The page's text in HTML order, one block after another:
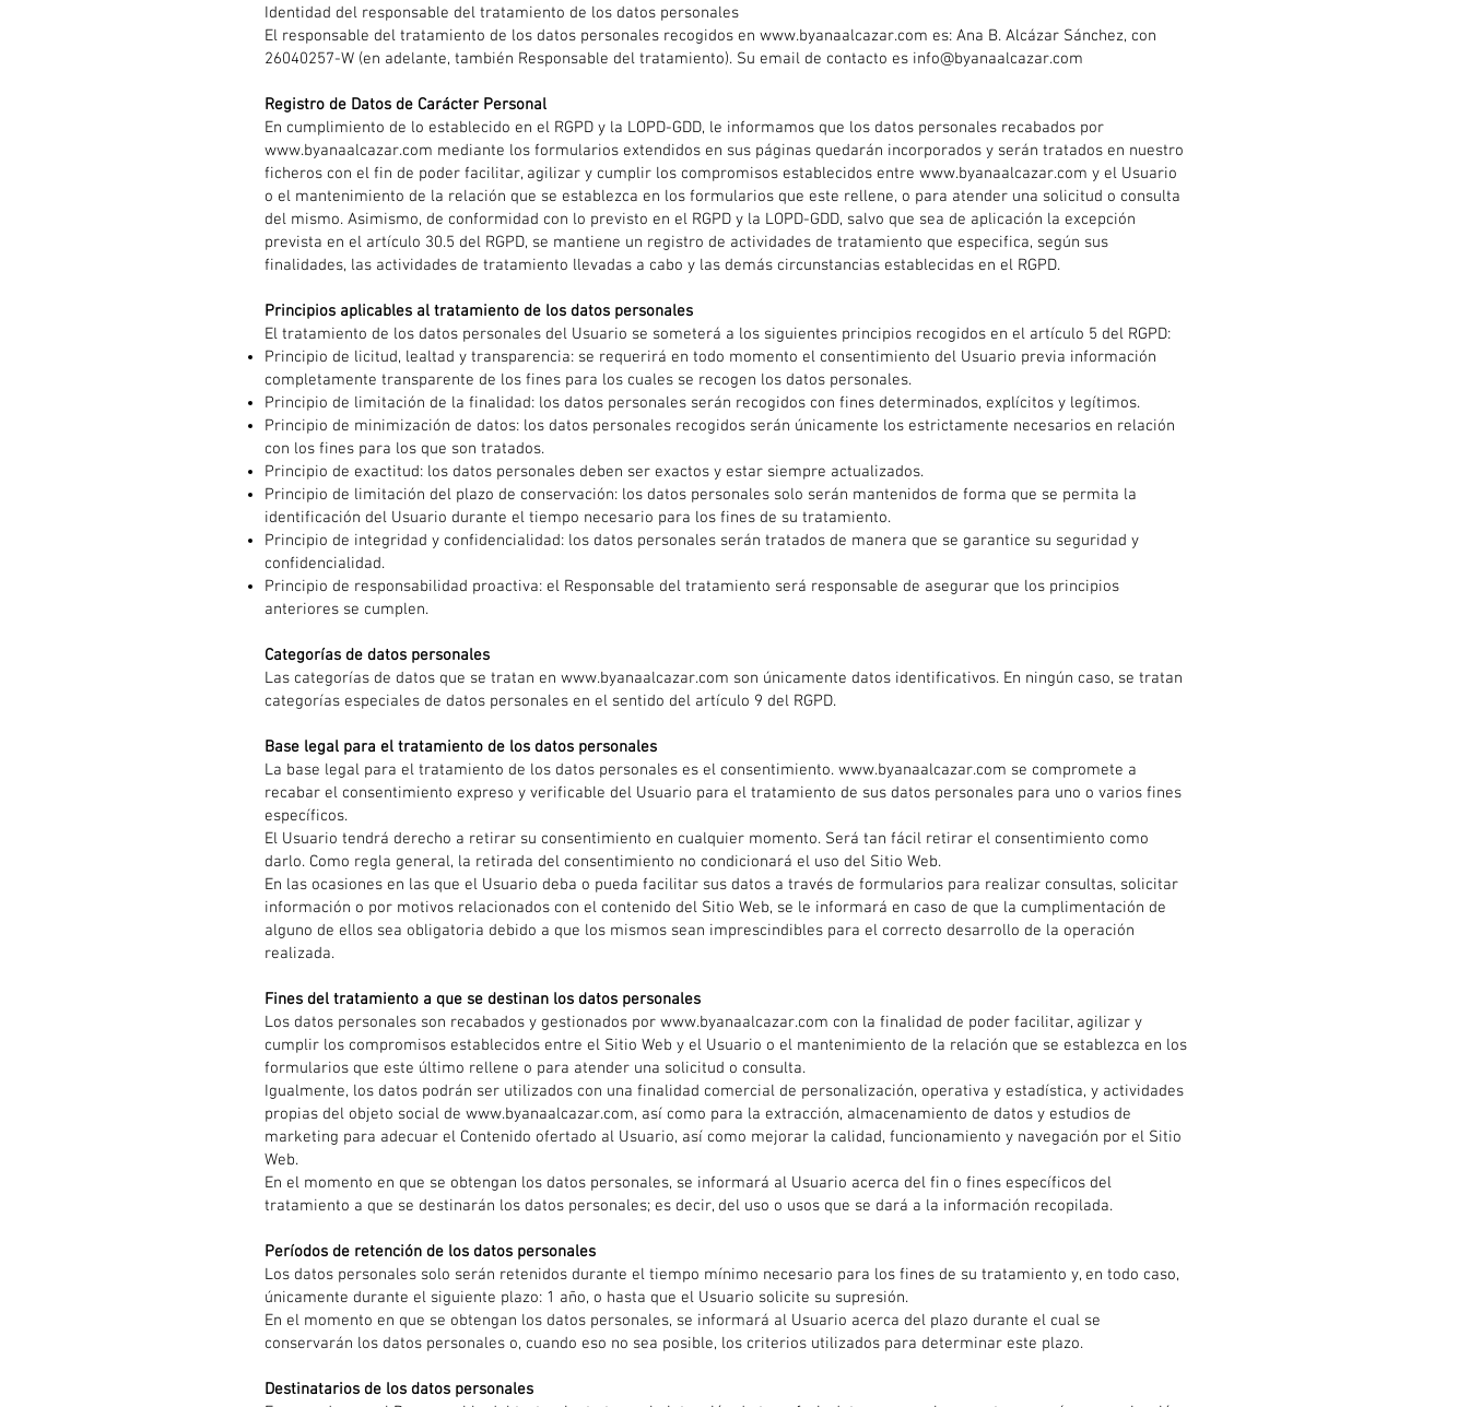
Identidad del responsable del tratamiento de los datos personales
El responsable del tratamiento de los datos personales recogidos en www.byanaalcazar.com es: Ana B. Alcázar Sánchez, con
26040257-W (en adelante, también Responsable del tratamiento). Su email de contacto es info@byanaalcazar.com
Registro de Datos de Carácter Personal
En cumplimiento de lo establecido en el RGPD y la LOPD-GDD, le informamos que los datos personales recabados por
www.byanaalcazar.com mediante los formularios extendidos en sus páginas quedarán incorporados y serán tratados en nuestro
ficheros con el fin de poder facilitar, agilizar y cumplir los compromisos establecidos entre www.byanaalcazar.com y el Usuario
o el mantenimiento de la relación que se establezca en los formularios que este rellene, o para atender una solicitud o consulta
del mismo. Asimismo, de conformidad con lo previsto en el RGPD y la LOPD-GDD, salvo que sea de aplicación la excepción
prevista en el artículo 30.5 del RGPD, se mantiene un registro de actividades de tratamiento que especifica, según sus
finalidades, las actividades de tratamiento llevadas a cabo y las demás circunstancias establecidas en el RGPD.
Principios aplicables al tratamiento de los datos personales
El tratamiento de los datos personales del Usuario se someterá a los siguientes principios recogidos en el artículo 5 del RGPD:
Principio de licitud, lealtad y transparencia: se requerirá en todo momento el consentimiento del Usuario previa información
completamente transparente de los fines para los cuales se recogen los datos personales.
Principio de limitación de la finalidad: los datos personales serán recogidos con fines determinados, explícitos y legítimos.
Principio de minimización de datos: los datos personales recogidos serán únicamente los estrictamente necesarios en relación
con los fines para los que son tratados.
Principio de exactitud: los datos personales deben ser exactos y estar siempre actualizados.
Principio de limitación del plazo de conservación: los datos personales solo serán mantenidos de forma que se permita la
identificación del Usuario durante el tiempo necesario para los fines de su tratamiento.
Principio de integridad y confidencialidad: los datos personales serán tratados de manera que se garantice su seguridad y
confidencialidad.
Principio de responsabilidad proactiva: el Responsable del tratamiento será responsable de asegurar que los principios
anteriores se cumplen.
Categorías de datos personales
Las categorías de datos que se tratan en www.byanaalcazar.com son únicamente datos identificativos. En ningún caso, se tratan
categorías especiales de datos personales en el sentido del artículo 9 del RGPD.
Base legal para el tratamiento de los datos personales
La base legal para el tratamiento de los datos personales es el consentimiento. www.byanaalcazar.com se compromete a
recabar el consentimiento expreso y verificable del Usuario para el tratamiento de sus datos personales para uno o varios fines
específicos.
El Usuario tendrá derecho a retirar su consentimiento en cualquier momento. Será tan fácil retirar el consentimiento como
darlo. Como regla general, la retirada del consentimiento no condicionará el uso del Sitio Web.
En las ocasiones en las que el Usuario deba o pueda facilitar sus datos a través de formularios para realizar consultas, solicitar
información o por motivos relacionados con el contenido del Sitio Web, se le informará en caso de que la cumplimentación de
alguno de ellos sea obligatoria debido a que los mismos sean imprescindibles para el correcto desarrollo de la operación
realizada.
Fines del tratamiento a que se destinan los datos personales
Los datos personales son recabados y gestionados por www.byanaalcazar.com con la finalidad de poder facilitar, agilizar y
cumplir los compromisos establecidos entre el Sitio Web y el Usuario o el mantenimiento de la relación que se establezca en los
formularios que este último rellene o para atender una solicitud o consulta.
Igualmente, los datos podrán ser utilizados con una finalidad comercial de personalización, operativa y estadística, y actividades
propias del objeto social de www.byanaalcazar.com, así como para la extracción, almacenamiento de datos y estudios de
marketing para adecuar el Contenido ofertado al Usuario, así como mejorar la calidad, funcionamiento y navegación por el Sitio
Web.
En el momento en que se obtengan los datos personales, se informará al Usuario acerca del fin o fines específicos del
tratamiento a que se destinarán los datos personales; es decir, del uso o usos que se dará a la información recopilada.
Períodos de retención de los datos personales
Los datos personales solo serán retenidos durante el tiempo mínimo necesario para los fines de su tratamiento y, en todo caso,
únicamente durante el siguiente plazo: 1 año, o hasta que el Usuario solicite su supresión.
En el momento en que se obtengan los datos personales, se informará al Usuario acerca del plazo durante el cual se
conservarán los datos personales o, cuando eso no sea posible, los criterios utilizados para determinar este plazo.
Destinatarios de los datos personales